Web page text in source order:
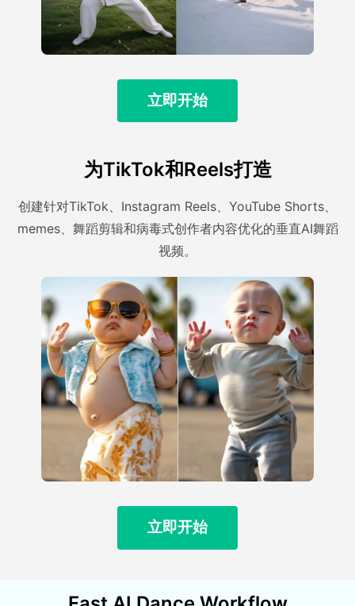
立即开始
为TikTok和Reels打造
创建针对TikTok、Instagram Reels、YouTube Shorts、
memes、舞蹈剪辑和病毒式创作者内容优化的垂直AI舞蹈
视频。
立即开始